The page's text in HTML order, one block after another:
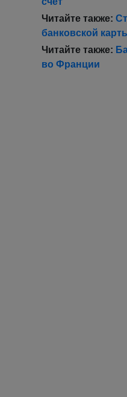
Читайте также:
банковской
Читайте также:
во Франции